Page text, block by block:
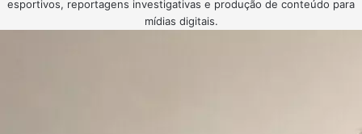
esportivos, reportagens investigativas e produção de conteúdo para
mídias digitais.